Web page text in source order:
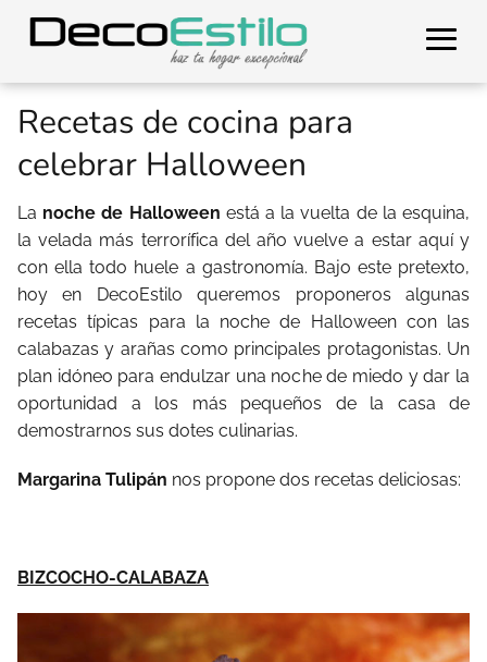
Recetas de cocina para
celebrar Halloween
La noche de Halloween está a la vuelta de la esquina,
la velada más terrorífica del año vuelve a estar aquí y
con ella todo huele a gastronomía. Bajo este pretexto,
hoy en DecoEstilo queremos proponeros algunas
recetas típicas para la noche de Halloween con las
calabazas y arañas como principales protagonistas. Un
plan idóneo para endulzar una noche de miedo y dar la
oportunidad a los más pequeños de la casa de
demostrarnos sus dotes culinarias.
Margarina Tulipán nos propone dos recetas deliciosas:
BIZCOCHO-CALABAZA